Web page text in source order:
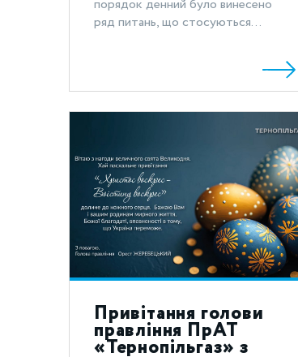
порядок денний було винесено
ряд питань, що стосуються...
Привітання голови
правління ПрАТ
«Тернопільгаз» з